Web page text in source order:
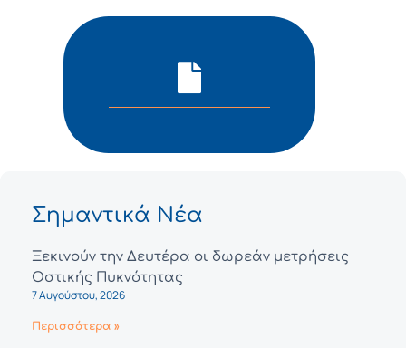
Σημαντικά Νέα
Ξεκινούν την Δευτέρα οι δωρεάν μετρήσεις
Οστικής Πυκνότητας
7 Αυγούστου, 2026
Περισσότερα »